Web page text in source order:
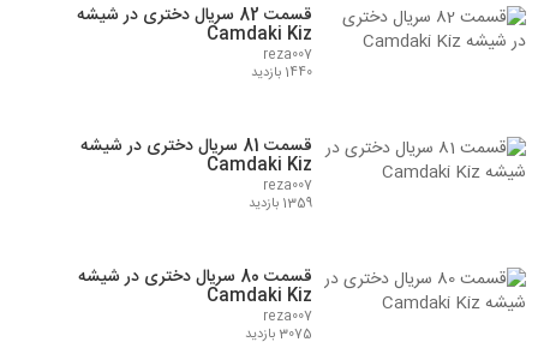
قسمت 82 سریال دختری در شیشه
Camdaki Kiz
reza007
1440 بازدید
قسمت 81 سریال دختری در شیشه
Camdaki Kiz
reza007
1359 بازدید
قسمت 80 سریال دختری در شیشه
Camdaki Kiz
reza007
3075 بازدید